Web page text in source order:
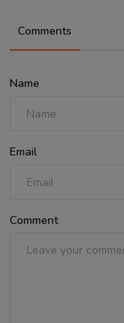
Comments
Name
Email
Comment